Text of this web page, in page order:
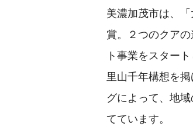
美濃加茂市は、
賞。２つのクア
ト事業をスタート
里山千年構想を
グによって、地
てています。